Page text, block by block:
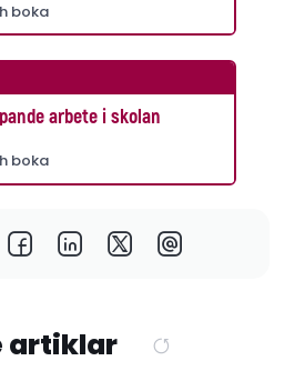
boka
arbete i skolan
boka
artiklar